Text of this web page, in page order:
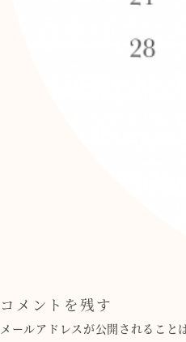
コメントを残す
メールアドレスが公開されること